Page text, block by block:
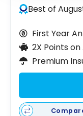
Best of
First Year
2X Points
Premium